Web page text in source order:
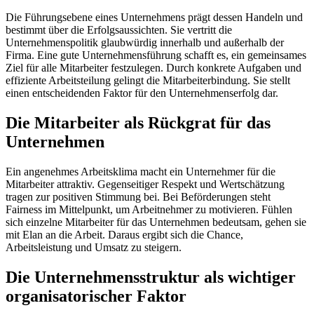
Die Führungsebene eines Unternehmens prägt dessen Handeln und
bestimmt über die Erfolgsaussichten. Sie vertritt die
Unternehmenspolitik glaubwürdig innerhalb und außerhalb der
Firma. Eine gute Unternehmensführung schafft es, ein gemeinsames
Ziel für alle Mitarbeiter festzulegen. Durch konkrete Aufgaben und
effiziente Arbeitsteilung gelingt die Mitarbeiterbindung. Sie stellt
einen entscheidenden Faktor für den Unternehmenserfolg dar.
Die Mitarbeiter als Rückgrat für das
Unternehmen
Ein angenehmes Arbeitsklima macht ein Unternehmer für die
Mitarbeiter attraktiv. Gegenseitiger Respekt und Wertschätzung
tragen zur positiven Stimmung bei. Bei Beförderungen steht
Fairness im Mittelpunkt, um Arbeitnehmer zu motivieren. Fühlen
sich einzelne Mitarbeiter für das Unternehmen bedeutsam, gehen sie
mit Elan an die Arbeit. Daraus ergibt sich die Chance,
Arbeitsleistung und Umsatz zu steigern.
Die Unternehmensstruktur als wichtiger
organisatorischer Faktor